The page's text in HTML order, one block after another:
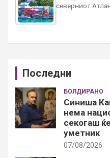
северниот
Последни
БОЛДИРАНО
Синиша
нема
секогаш
уметник
07/08/2026